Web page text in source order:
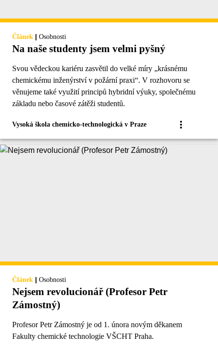
Článek | Osobnosti
Na naše studenty jsem velmi pyšný
Svou vědeckou kariéru zasvětil do velké míry „krásnému
chemickému inženýrství v požární praxi“. V rozhovoru se
věnujeme také využití principů hybridní výuky, společnému
základu nebo časové zátěži studentů.
Vysoká škola chemicko-technologická v Praze
Článek | Osobnosti
Nejsem revolucionář (Profesor Petr
Zámostný)
Profesor Petr Zámostný je od 1. února novým děkanem
Fakulty chemické technologie VŠCHT Praha.